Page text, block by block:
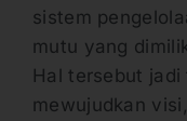
sistem
mutu yang
Hal tersebut jadi
mewujudkan